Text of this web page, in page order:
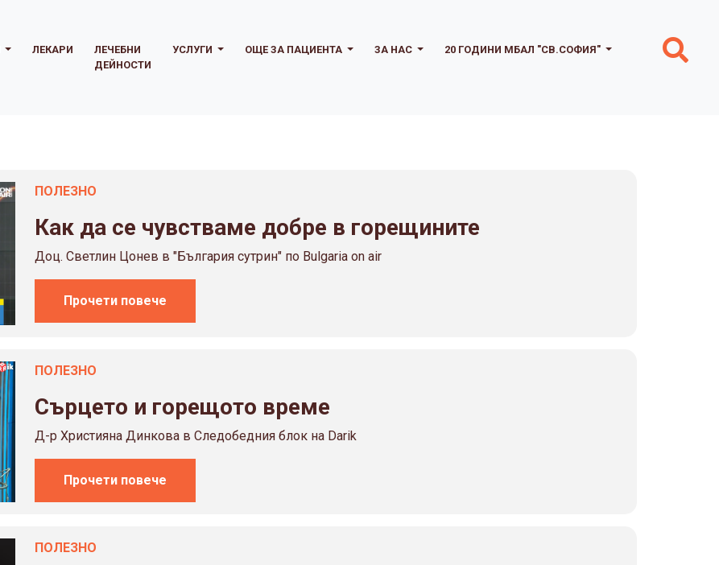
ЛЕКАРИ
ЛЕЧЕБНИ
ДЕЙНОСТИ
УСЛУГИ ОЩЕ ЗА ПАЦИЕНТА ЗА НАС 20 ГОДИНИ МБАЛ "СВ.СОФИЯ"
ПОЛЕЗНO
Как да се чувстваме добре в горещините
Доц. Светлин Цонев в "България сутрин" по Bulgaria on air
Прочети повече
ПОЛЕЗНO
Сърцето и горещото време
Д-р Християна Динкова в Следобедния блок на Darik
Прочети повече
ПОЛЕЗНO